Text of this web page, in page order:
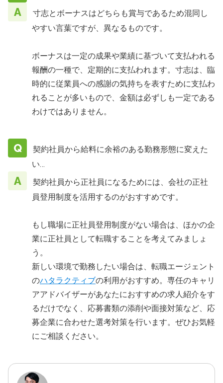
寸志とボーナスはどちらも賞与であるため混同し
やすい言葉ですが、異なるものです。
ボーナスは一定の成果や業績に基づいて支払われる
報酬の一種で、定期的に支払われます。寸志は、臨
時的に従業員への感謝の気持ちを表すために支払わ
れることが多いもので、金額は必ずしも一定である
わけではありません。
契約社員から給料に余裕のある勤務形態に変えた
い…
契約社員から正社員になるためには、会社の正社
員登用制度を活用するのがおすすめです。
もし職場に正社員登用制度がない場合は、ほかの企
業に正社員として転職することを考えてみましょ
う。
新しい環境で勤務したい場合は、転職エージェント
のハタラクティブの利用がおすすめ。専任のキャリ
アアドバイザーがあなたにおすすめの求人紹介をす
るだけでなく、応募書類の添削や面接対策など、応
募企業に合わせた選考対策を行います。ぜひお気軽
にご相談ください。